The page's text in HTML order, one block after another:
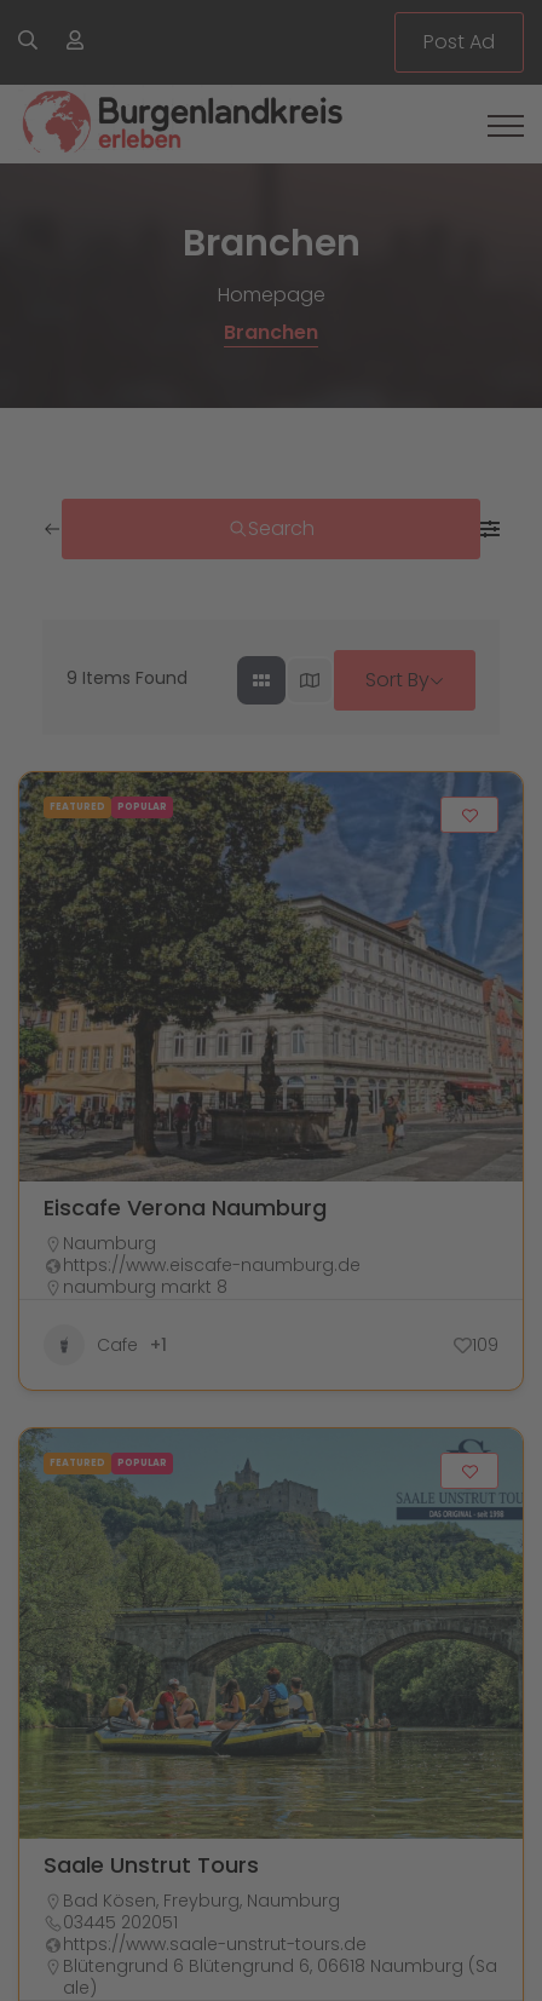
Post Ad
Branchen
Homepage
Branchen
Search
9 Items Found Sort By
FEATURED POPULAR
Eiscafe Verona Naumburg
Naumburg
https://www.eiscafe-naumburg.de
naumburg markt 8
Cafe +1 109
FEATURED POPULAR
Saale Unstrut Tours
Bad Kösen, Freyburg, Naumburg
03445 202051
https://www.saale-unstrut-tours.de
Blütengrund 6 Blütengrund 6, 06618 Naumburg (Sa
ale)